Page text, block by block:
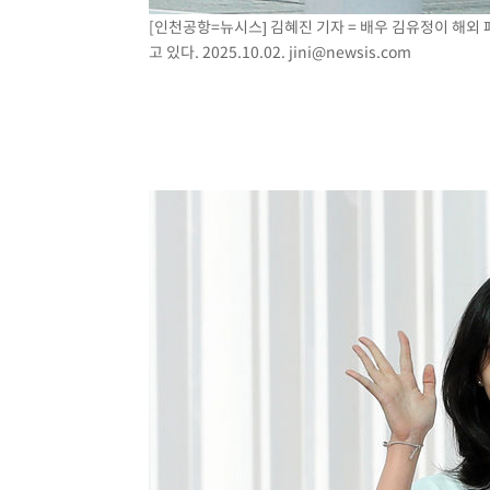
[인천공항=뉴시스] 김혜진 기자 = 배우 김유정이 해
고 있다. 2025.10.02. jini@newsis.com